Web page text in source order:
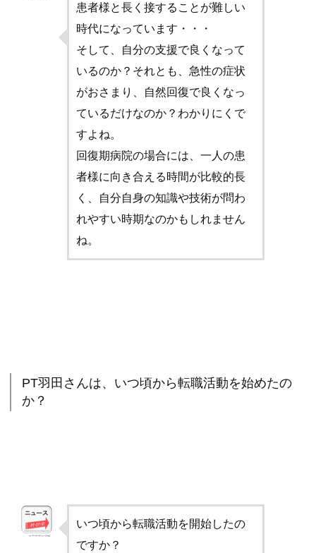
患者様と長く接することが難しい
時代になっています・・・
そして、自分の支援で良くなって
いるのか？それとも、急性の症状
がおさまり、自然回復で良くなっ
ているだけなのか？わかりにくで
すよね。
回復期病院の場合には、一人の患
者様に向き合える時間が比較的長
く、自分自身の知識や技術が問わ
れやすい時期なのかもしれません
ね。
PT羽田さんは、いつ頃から転職活動を始めたの
か？
いつ頃から転職活動を開始したの
ですか？